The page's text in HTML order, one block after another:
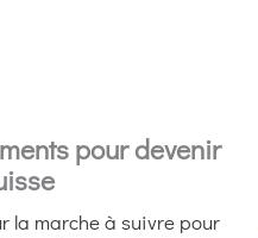
pour devenir
la marche à suivre pour